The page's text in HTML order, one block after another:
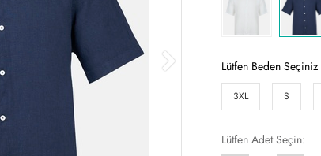
Lütfen Beden Seçiniz
3XL S
Lütfen Adet Seçin: